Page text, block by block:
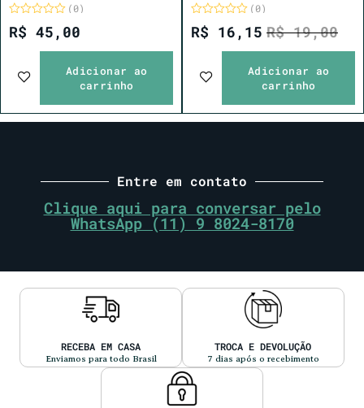
Avaliação
0
(0)
R$ 45,00
Adicionar ao
carrinho
Avaliação
0
(0)
R$19,00
R$ 16,15
Adicionar ao
carrinho
Entre em contato
Clique aqui para conversar pelo
WhatsApp (11) 9 8024-8170
RECEBA EM CASA
Enviamos para todo Brasil
TROCA E DEVOLUÇÃO
7 dias após o recebimento